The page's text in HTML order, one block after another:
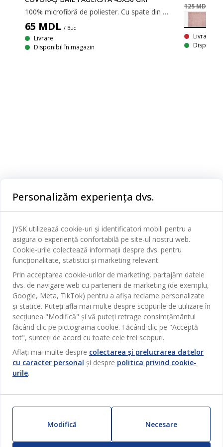
100% microfibră de poliester. Cu spate din latex, antiderapant. 40x40 cm.
65 MDL/ Buc
Livrare
Disponibil în magazin
125 MDL
Livrare
Disponibil
Birou
Sufragerie
Bucătărie
Depozitare
Perdele
Grădină
Pentru casă
Outlet
Produse noi
ZILNIC PREȚ MIC
Contact Relații Clienți
Magazine și program
Broșură
Termeni si conditii vânzări online
Garantia prețului
Garanția Produselor
Politica de confidentialitate
Card cadou
Reclamații
JYSK
Despre JYSK
JYSK.com
Presă
Locuri de muncă
Newsletter
Inspirație
SEDIU CENTRAL
TAROL-DD S.R.L. str. Jubiliara, 41A mun. Chișinău, Republica
Moldova
JYSK BUSINESS TO BUSINESS
Vânzări și relații clienți persoane juridice
Telefon: 060 531 531
E-mail: jysk@jysk.md
JYSK RELAȚII CLIENȚI
Contact Relații Clienți
Telefon: 022 022 030
E-mail: support@jysk.md
Urmărește Jysk
Personalizăm experiența dvs.
JYSK utilizează cookie-uri și identificatori mobili pentru a
asigura o experiență confortabilă pe site-ul nostru web.
Cookie-urile colectează informații despre dvs. pentru
funcționalitate, statistici și marketing relevant.
Prin acceptarea cookie-urilor de marketing, partajăm datele
dvs. de navigare web cu partenerii de marketing (de exemplu,
Google, Meta, TikTok) pentru a afișa reclame personalizate
și statice. Puteți afla mai multe despre scopurile de utilizare în
secțiunea "Modifică" și vă puteți retrage consimțământul
făcând clic pe pictograma cookie. Făcând clic pe "Acceptă
tot", sunteți de acord cu toate cele trei scopuri.
Aflați mai multe despre colectarea și prelucrarea datelor
cu caracter personal și despre politica privind cookie-
urile.
Modifică Necesare